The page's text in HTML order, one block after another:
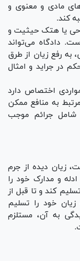
مادی و معنوی و
کند.
روحی یا هتک حیثیت و
دادگاه می‌تواند
به رفع زیان از طرق
در جراید و امثال
مواردی اختصاص دارد
به منافع ممکن
شامل جرائم موجب
زیان دیده از جرم
و مدارک خود را
کند و تا قبل از
خود را تسلیم
به آن، مستلزم